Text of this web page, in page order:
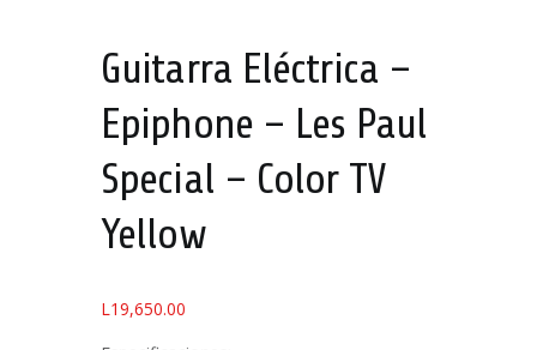
Guitarra Eléctrica –
Epiphone – Les Paul
Special – Color TV
Yellow
L 19,650.00